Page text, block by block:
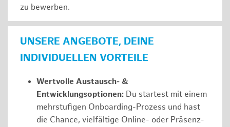
zu bewerben.
UNSERE ANGEBOTE, DEINE
INDIVIDUELLEN VORTEILE
Wertvolle Austausch- &
Entwicklungsoptionen: Du startest mit einem
mehrstufigen Onboarding-Prozess und hast
die Chance, vielfältige Online- oder Präsenz-